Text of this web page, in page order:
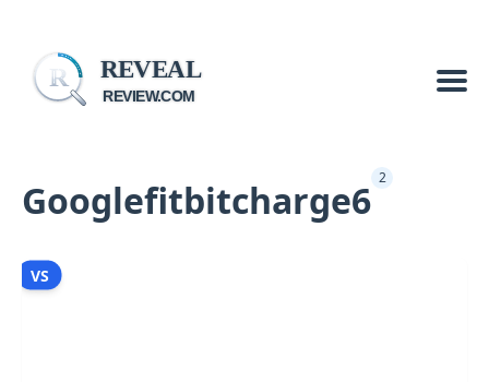
R REVEAL
REVIEW.COM
Googlefitbitcharge6 2
VS